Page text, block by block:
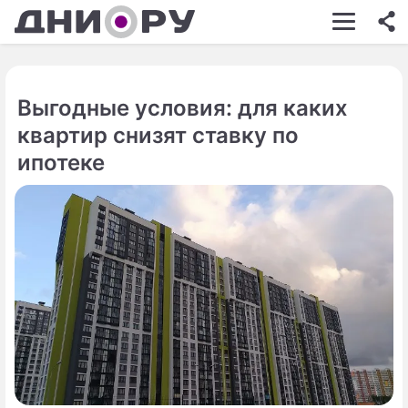
ШОУ-БИЗНЕС
КИНО
НЕДВИЖИМОСТЬ
ЗДОРОВЬЕ
ЭКОНОМИКА
ПРОИСШЕСТВИЯ
СОННИК
СТИЛЬ ЖИЗНИ
СЕРИАЛЫ
Выгодные условия: для каких
квартир снизят ставку по
ипотеке